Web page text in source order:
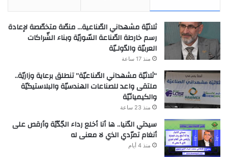
ثلاثيّة مشهداني الصّناعية… منصّة متخصّصة لإعادة
رسم خارطة الصّناعة السّوريّة وبناء الشّراكات
العربيّة والدّولـيّة
منذ 17 ساعة
“ثلاثيّة مشهداني الصّناعيّة” تنطلق برعاية وزاريّة..
ملتقى واعد للصناعات الهندسيّة والبلاستيكيّة
والكيميائيّة
منذ 23 ساعة
سيدتي الدّنيا.. ها أنا أخلع رداء الجّدّيّة وأرقص على
أنغام تمرّدي الذي لا معنى له
منذ 4 أيام